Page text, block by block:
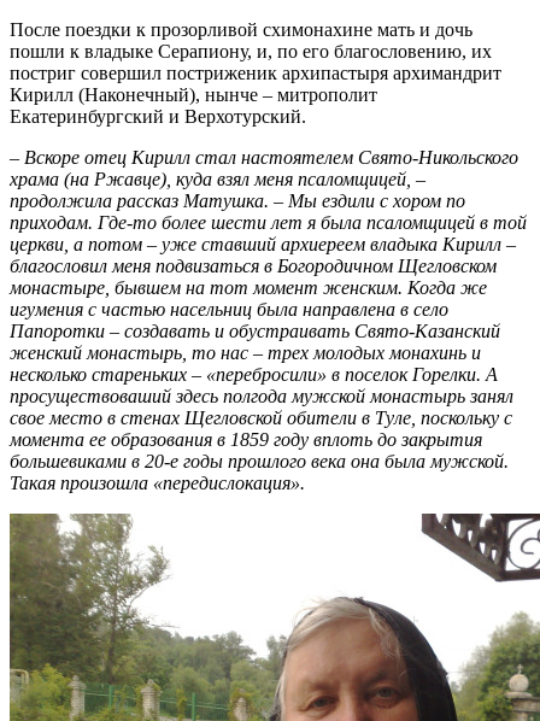
После поездки к прозорливой схимонахине мать и дочь
пошли к владыке Серапиону, и, по его благословению, их
постриг совершил постриженик архипастыря архимандрит
Кирилл (Наконечный), нынче – митрополит
Екатеринбургский и Верхотурский.
– Вскоре отец Кирилл стал настоятелем Свято-Никольского
храма (на Ржавце), куда взял меня псаломщицей, –
продолжила рассказ Матушка. – Мы ездили с хором по
приходам. Где-то более шести лет я была псаломщицей в той
церкви, а потом – уже ставший архиереем владыка Кирилл –
благословил меня подвизаться в Богородичном Щегловском
монастыре, бывшем на тот момент женским. Когда же
игумения с частью насельниц была направлена в село
Папоротки – создавать и обустраивать Свято-Казанский
женский монастырь, то нас – трех молодых монахинь и
несколько стареньких – «перебросили» в поселок Горелки. А
просуществоваший здесь полгода мужской монастырь занял
свое место в стенах Щегловской обители в Туле, поскольку с
момента ее образования в 1859 году вплоть до закрытия
большевиками в 20-е годы прошлого века она была мужской.
Такая произошла «передислокация».